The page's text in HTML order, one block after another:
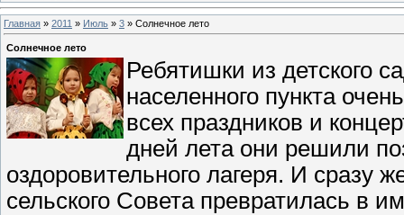
Главная » 2011 » Июль » 3 » Солнечное лето
Солнечное лето
Ребятишки из детского
населенного пункта
всех праздников и
дней лета они решили
оздоровительного лагеря. И сразу
сельского Совета превратилась в